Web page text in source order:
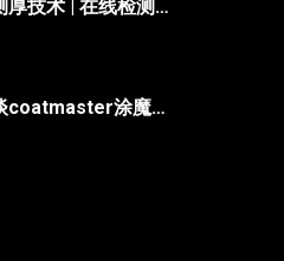
涂装智慧监控测厚技术 | 在线检测、非接触无损、防呆、不限底材
佛山翁开尔浅谈coatmaster涂魔师测曲面/焊缝/内部，复杂部件涂层测厚不再难